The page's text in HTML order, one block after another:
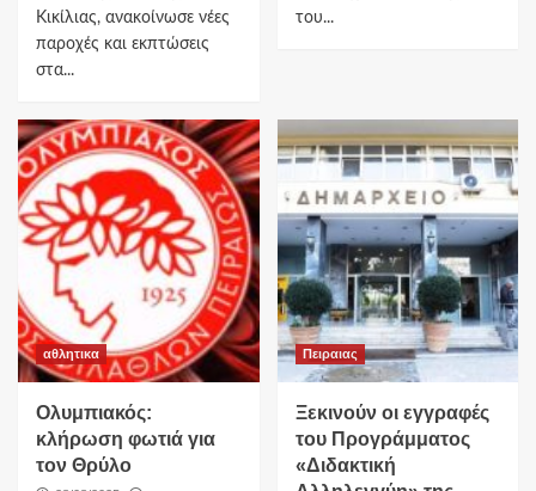
Κικίλιας, ανακοίνωσε νέες
παροχές και εκπτώσεις
στα...
του...
αθλητικα
Ολυμπιακός:
κλήρωση φωτιά για
τον Θρύλο
Πειραιας
Ξεκινούν οι εγγραφές
του Προγράμματος
«Διδακτική